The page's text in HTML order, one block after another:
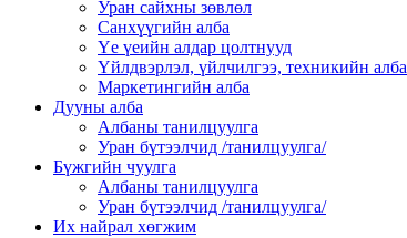
Уран сайхны зөвлөл
Санхүүгийн алба
Үе үеийн алдар цолтнууд
Үйлдвэрлэл, үйлчилгээ, техникийн алба
Маркетингийн алба
Дууны алба
Албаны танилцуулга
Уран бүтээлчид /танилцуулга/
Бүжгийн чуулга
Албаны танилцуулга
Уран бүтээлчид /танилцуулга/
Их найрал хөгжим